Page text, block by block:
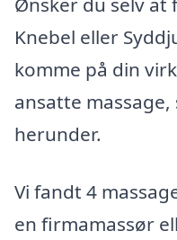
Knebel eller
komme på din
ansatte
herunder.
Vi fandt 4
en firmamassør